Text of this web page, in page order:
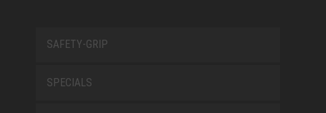
SAFETY-GRIP
SPECIALS